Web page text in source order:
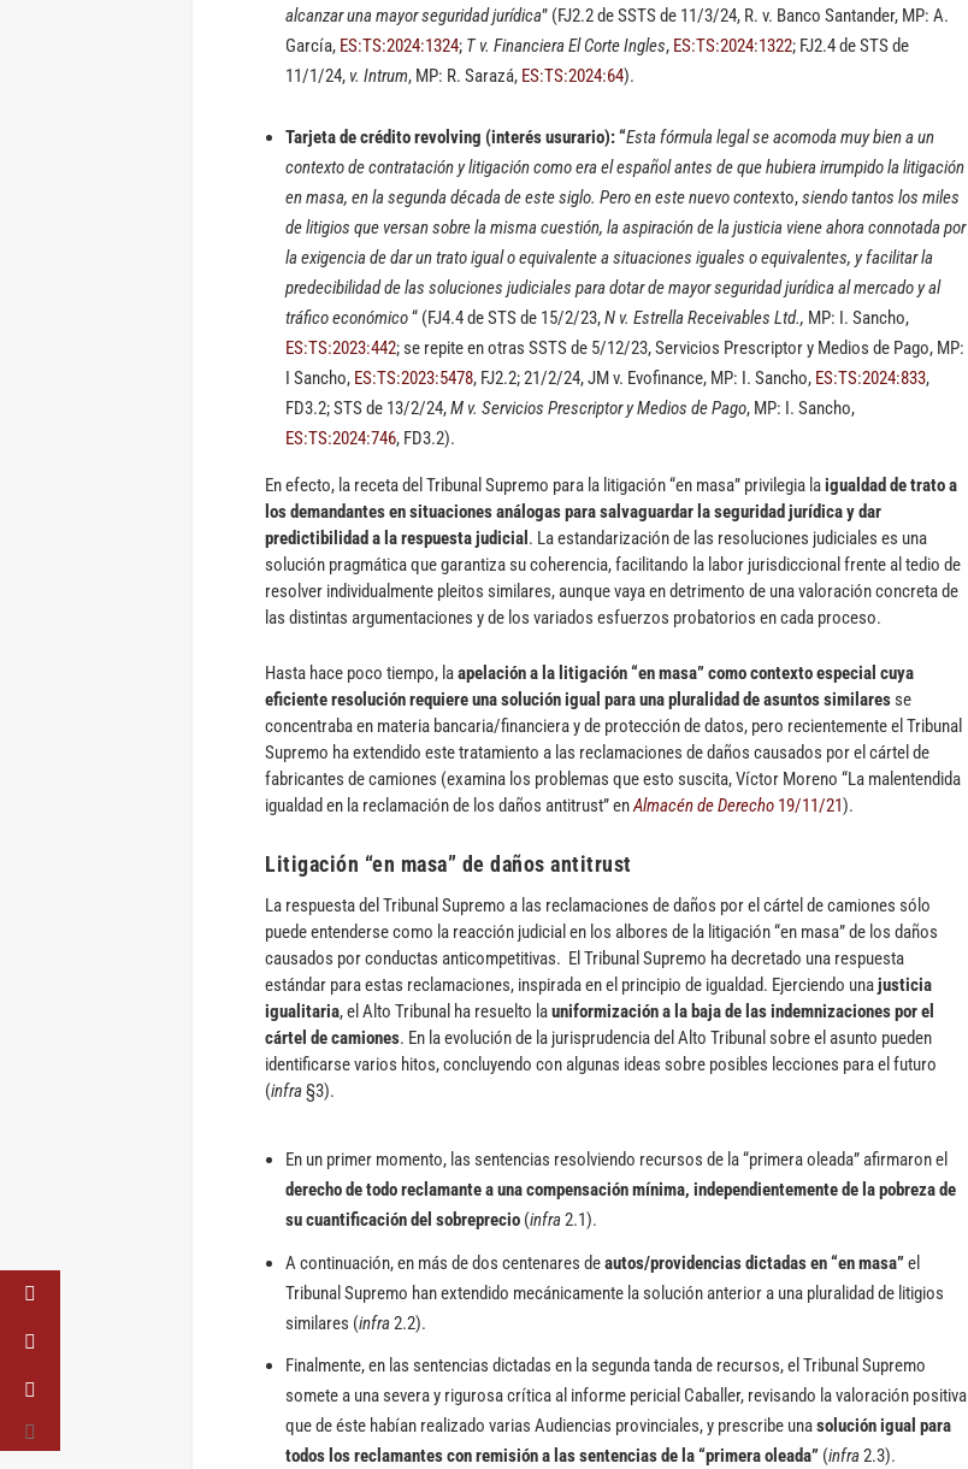
alcanzar una mayor seguridad jurídica” (FJ2.2 de SSTS de 11/3/24, R. v. Banco Santander, MP: A.
García, ES:TS:2024:1324; T v. Financiera El Corte Ingles, ES:TS:2024:1322; FJ2.4 de STS de
11/1/24, v. Intrum, MP: R. Sarazá, ES:TS:2024:64).
Tarjeta de crédito revolving (interés usurario): “Esta fórmula legal se acomoda muy bien a un
contexto de contratación y litigación como era el español antes de que hubiera irrumpido la litigación
en masa, en la segunda década de este siglo. Pero en este nuevo contexto,siendo tantos los miles
de litigios que versan sobre la misma cuestión, la aspiración de la justicia viene ahora connotada por
la exigencia de dar un trato igual o equivalente a situaciones iguales o equivalentes, y facilitar la
predecibilidad de las soluciones judiciales para dotar de mayor seguridad jurídica al mercado y al
tráfico económico“ (FJ4.4 de STS de 15/2/23,N v. Estrella Receivables Ltd., MP: I. Sancho,
ES:TS:2023:442; se repite en otras SSTS de 5/12/23, Servicios Prescriptor y Medios de Pago, MP:
I Sancho, ES:TS:2023:5478, FJ2.2; 21/2/24, JM v. Evofinance, MP: I. Sancho, ES:TS:2024:833,
FD3.2; STS de 13/2/24,M v. Servicios Prescriptor y Medios de Pago, MP: I. Sancho,
ES:TS:2024:746, FD3.2).
En efecto, la receta del Tribunal Supremo para la litigación “en masa” privilegia laigualdad de trato a
los demandantes en situaciones análogas para salvaguardar la seguridad jurídica y dar
predictibilidad a la respuesta judicial . La estandarización de las resoluciones judiciales es una
solución pragmática que garantiza su coherencia, facilitando la labor jurisdiccional frente al tedio de
resolver individualmente pleitos similares, aunque vaya en detrimento de una valoración concreta de
las distintas argumentaciones y de los variados esfuerzos probatorios en cada proceso.
Hasta hace poco tiempo, laapelación a la litigación “en masa” como contexto especial cuya
eficiente resolución requiere unasolución igual para una pluralidad de asuntos similaresse
concentraba en materia bancaria/financiera y de protección de datos, pero recientemente el Tribunal
Supremo ha extendido este tratamiento a las reclamaciones de daños causados por el cártel de
fabricantes de camiones (examina los problemas que esto suscita, Víctor Moreno “La malentendida
igualdad en la reclamación de los daños antitrust” enAlmacén de Derecho 19/11/21).
Litigación “en masa” de daños antitrust
La respuesta del Tribunal Supremo a las reclamaciones de daños por el cártel de camiones sólo
puede entenderse como la reacción judicial en los albores de la litigación “en masa” de los daños
causados por conductas anticompetitivas. El Tribunal Supremo ha decretado una respuesta
estándar para estas reclamaciones, inspirada en el principio de igualdad. Ejerciendo unajusticia
igualitaria, el Alto Tribunal ha resuelto launiformización a la baja de las indemnizaciones por el
cártel de camiones. En la evolución de la jurisprudencia del Alto Tribunal sobre el asunto pueden
identificarse varios hitos, concluyendo con algunas ideas sobre posibles lecciones para el futuro
(infra§3).
En un primer momento, las sentencias resolviendo recursos de la “primera oleada” afirmaron el
derecho de todo reclamante a una compensación mínima, independientemente de la pobreza de
su cuantificación del sobreprecio (infra2.1).
A continuación, en más de dos centenares deautos/providencias dictadas en “en masa” el
Tribunal Supremo han extendido mecánicamente la solución anterior a una pluralidad de litigios
similares (infra2.2).
Finalmente, en las sentencias dictadas en la segunda tanda de recursos, el Tribunal Supremo
somete a una severa y rigurosa crítica al informe pericial Caballer, revisando la valoración positiva
que de éste habían realizado varias Audiencias provinciales, y prescribe unasolución igual para
todos los reclamantes con remisión a las sentencias de la “primera oleada” (infra2.3).